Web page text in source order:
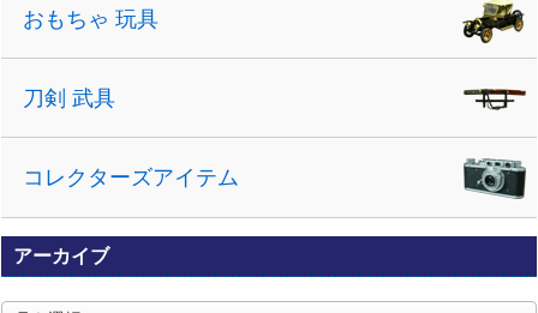
おもちゃ 玩具
刀剣 武具
コレクターズアイテム
アーカイブ